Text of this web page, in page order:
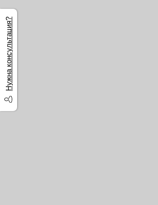
Нужна консультация?